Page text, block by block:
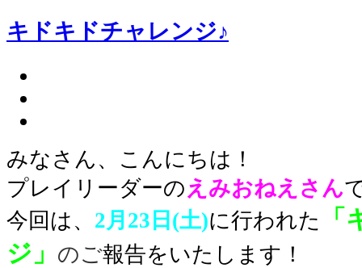
キドキドチャレンジ♪
みなさん、こんにちは！
プレイリーダーの えみおねえさん
今回は 、 2月23 日(土)に行われた
ジ」 のご報告をいたします！